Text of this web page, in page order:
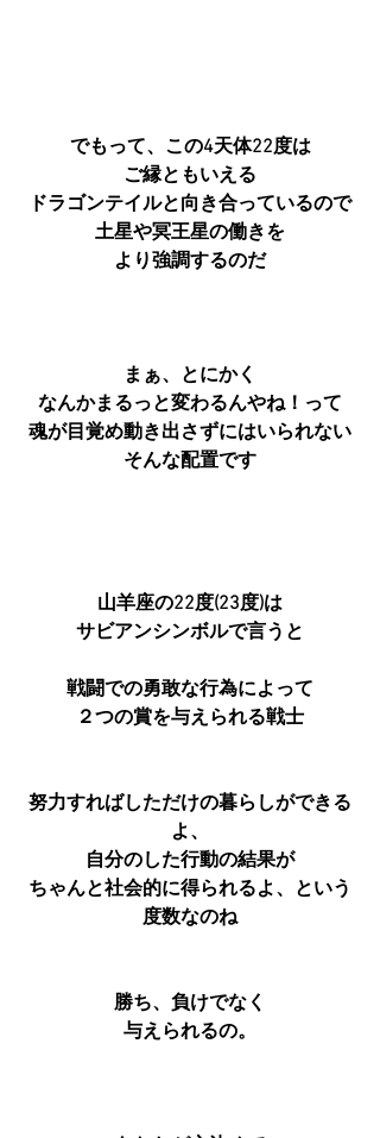
でもって、この4天体22度は
ご縁ともいえる
ドラゴンテイルと向き合っているので
土星や冥王星の働きを
より強調するのだ
まぁ、とにかく
なんかまるっと変わるんやね！って
魂が目覚め動き出さずにはいられない
そんな配置です
山羊座の22度(23度)は
サビアンシンボルで言うと
戦闘での勇敢な行為によって
２つの賞を与えられる戦士
努力すればしただけの暮らしができる
よ、
自分のした行動の結果が
ちゃんと社会的に得られるよ、という
度数なのね
勝ち、負けでなく
与えられるの。